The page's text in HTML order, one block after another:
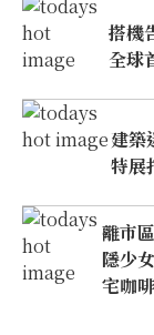
搭機
全球
建築
特展
離市
隱少
宅咖啡